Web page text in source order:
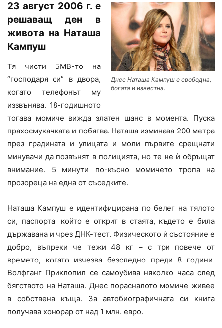
Днес Наташа Кампуш е свободна,
богата и известна.
23 август 2006 г. е
решаващ ден в
живота на Наташа
Кампуш
Тя чисти БМВ-то на
“господаря си” в двора,
когато телефонът му
иззвънява. 18-годишното
тогава момиче вижда златен шанс в момента. Пуска
прахосмукачката и побягва. Наташа изминава 200 метра
през градината и улицата и моли първите срещнати
минувачи да позвънят в полицията, но те не ѝ обръщат
внимание. 5 минути по-късно момичето тропа на
прозореца на една от съседките.
Наташа Кампуш е идентифицирана по белег на тялото
си, паспорта, който е открит в стаята, където е била
държавана и чрез ДНК-тест. Физическото ѝ състояние е
добро, въпреки че тежи 48 кг – с три повече от
времето, когато изчезва безследно преди 8 години.
Волфганг Приклопил се самоубива няколко часа след
бягството на Наташа. Днес порасналото момиче живее
в собствена къща. За автобиографичната си книга
получава хонорар от над 1 млн. евро.